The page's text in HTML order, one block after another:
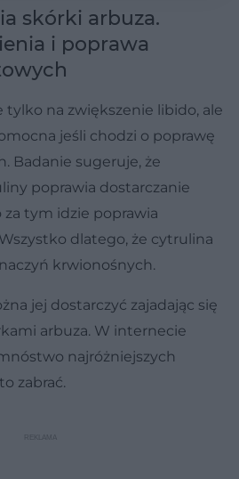
skórki arbuza.
i poprawa
tylko na zwiększenie libido, ale
jeśli chodzi o poprawę
Badanie sugeruje, że
poprawia dostarczanie
tym idzie poprawia
dlatego, że cytrulina
krwionośnych.
jej dostarczyć zajadając się
arbuza. W internecie
najróżniejszych
zabrać.